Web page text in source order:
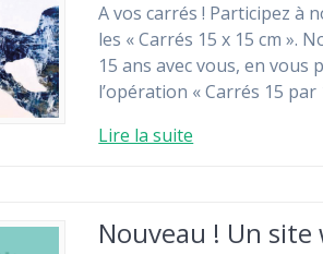
A vos carrés ! Participez à
les « Carrés 15 x 15 cm ».
15 ans avec vous, en
l’opération « Carrés 15
Lire la suite
Nouveau ! Un